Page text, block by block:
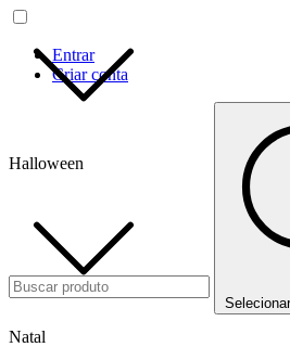
Halloween
Natal
Entrar
Criar conta